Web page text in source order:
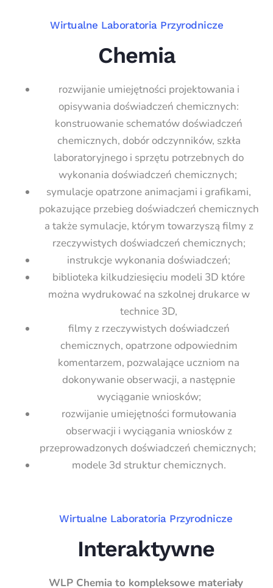
Wirtualne Laboratoria Przyrodnicze
Chemia
rozwijanie umiejętności projektowania i
opisywania doświadczeń chemicznych:
konstruowanie schematów doświadczeń
chemicznych, dobór odczynników, szkła
laboratoryjnego i sprzętu potrzebnych do
wykonania doświadczeń chemicznych;
symulacje opatrzone animacjami i grafikami,
pokazujące przebieg doświadczeń chemicznych
a także symulacje, którym towarzyszą filmy z
rzeczywistych doświadczeń chemicznych;
instrukcje wykonania doświadczeń;
biblioteka kilkudziesięciu modeli 3D które
można wydrukować na szkolnej drukarce w
technice 3D,
filmy z rzeczywistych doświadczeń
chemicznych, opatrzone odpowiednim
komentarzem, pozwalające uczniom na
dokonywanie obserwacji, a następnie
wyciąganie wniosków;
rozwijanie umiejętności formułowania
obserwacji i wyciągania wniosków z
przeprowadzonych doświadczeń chemicznych;
modele 3d struktur chemicznych.
Wirtualne Laboratoria Przyrodnicze
Interaktywne
WLP Chemia to kompleksowe materiały